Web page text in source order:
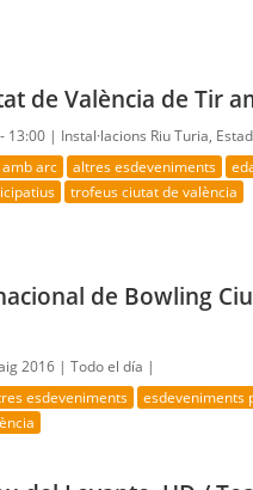
de València de Tir
13:00 | Instal·lacions Riu Turia,
arc altres esdeveniments
trofeus ciutat de valència
de Bowling
2016 |Todo el día |
esdeveniments
esdeveniments